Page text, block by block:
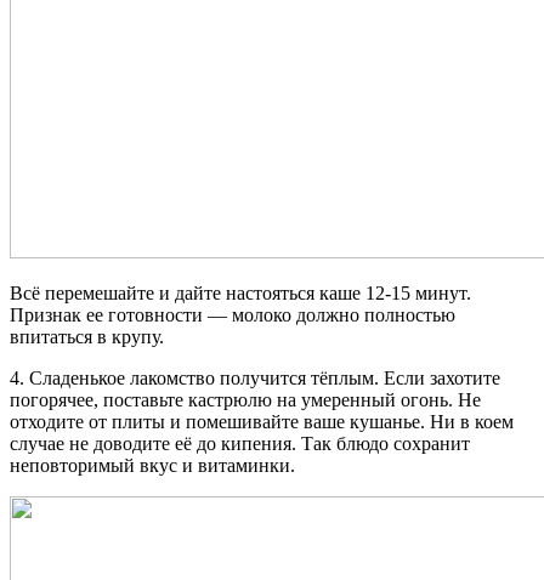
Всё перемешайте и дайте настояться каше 12-15 минут.
Признак ее готовности — молоко должно полностью
впитаться в крупу.
4. Сладенькое лакомство получится тёплым. Если захотите
погорячее, поставьте кастрюлю на умеренный огонь. Не
отходите от плиты и помешивайте ваше кушанье. Ни в коем
случае не доводите её до кипения. Так блюдо сохранит
неповторимый вкус и витаминки.